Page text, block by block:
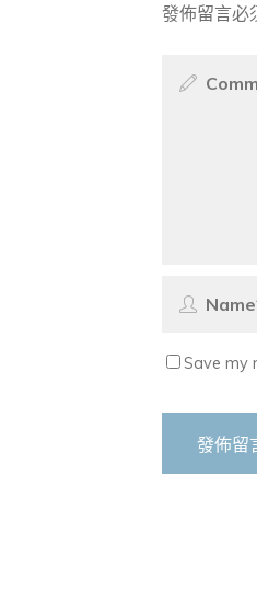
發佈留言必
Save my